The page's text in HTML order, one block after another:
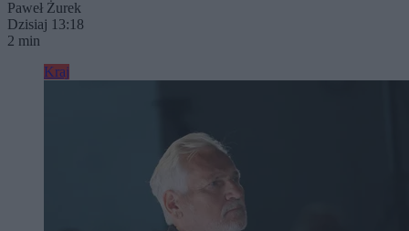
Paweł Żurek
Dzisiaj 13:18
2 min
Kraj